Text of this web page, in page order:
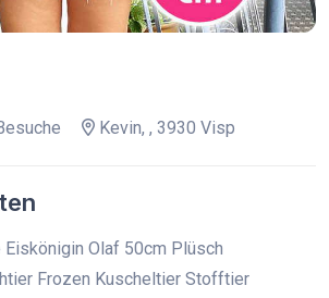
Kevin, , 3930 Visp
Eiskönigin Olaf 50cm Plüsch
Frozen Kuscheltier Stofftier